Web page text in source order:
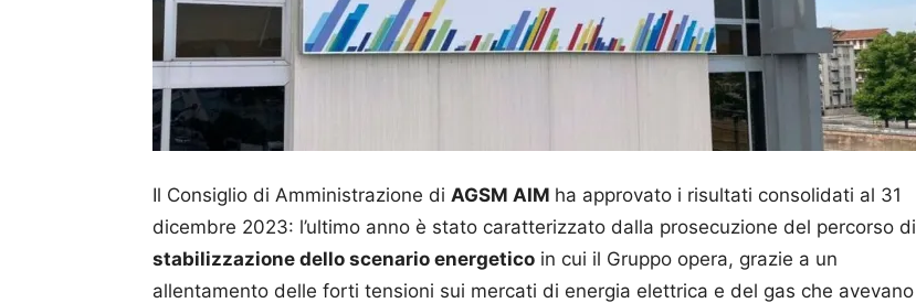
Il Consiglio di Amministrazione di AGSM AIM ha approvato i risultati consolidati al 31
dicembre 2023: l’ultimo anno è stato caratterizzato dalla prosecuzione del percorso di
stabilizzazione dello scenario energetico in cui il Gruppo opera, grazie a un
allentamento delle forti tensioni sui mercati di energia elettrica e del gas che avevano